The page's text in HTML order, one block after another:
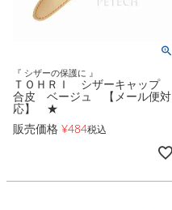
『 シザーの保護に 』
ＴＯＨＲＩ シザーキャップ
合皮 ベージュ 【メール便対
応】 ★
販売価格 ¥484税込